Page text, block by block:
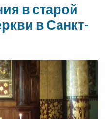
в старой
в Санкт-